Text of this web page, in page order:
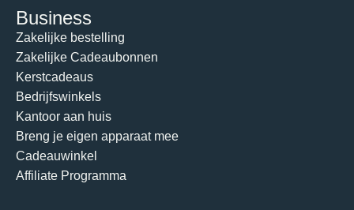
Business
Zakelijke bestelling
Zakelijke Cadeaubonnen
Kerstcadeaus
Bedrijfswinkels
Kantoor aan huis
Breng je eigen apparaat mee
Cadeauwinkel
Affiliate Programma